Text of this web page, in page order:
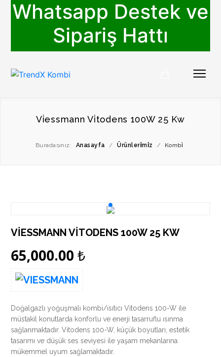
Whatsapp Destek ve
Sipariş Hattı
Vi̇essmann Vi̇todens 100W 25 Kw
Buradasınız: Anasayfa / Ürünleri̇mi̇z / Kombi̇
VİESSMANN VİTODENS 100W 25 KW
65,000.00₺
Doğalgazlı yoğuşmalı kombi/ısıtıcı Vitodens 100-W ile
müstakil konutlarda konforlu ve enerji tasarruflu ısınma
sağlanmaktadır. Vitodens 100-W, küçük boyutları, estetik
tasarımı ve düşük ses seviyesi ile yaşam mekanlarına
mükemmel uyum sağlamaktadır.